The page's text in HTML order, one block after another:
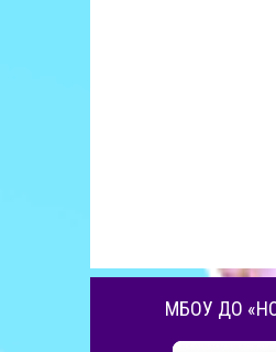
МБОУ ДО